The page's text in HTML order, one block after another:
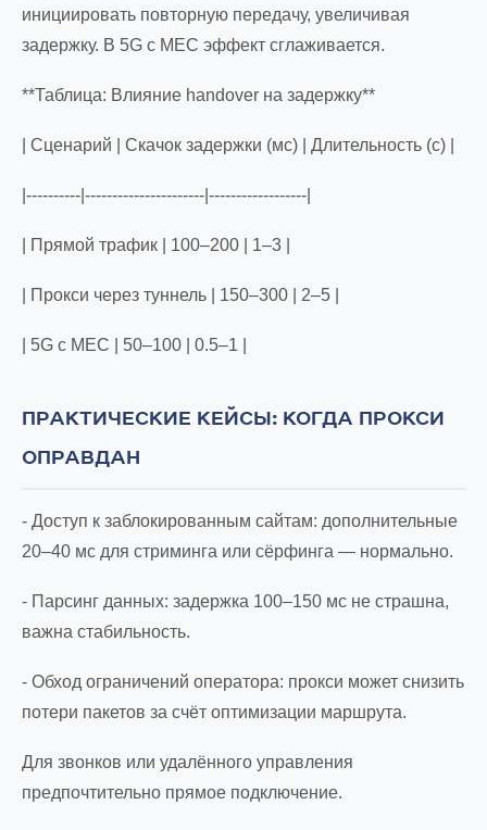
инициировать повторную передачу, увеличивая
задержку. В 5G с MEC эффект сглаживается.
**Таблица: Влияние handover на задержку**
| Сценарий | Скачок задержки (мс) | Длительность (с) |
|----------|----------------------|------------------|
| Прямой трафик | 100–200 | 1–3 |
| Прокси через туннель | 150–300 | 2–5 |
| 5G с MEC | 50–100 | 0.5–1 |
ПРАКТИЧЕСКИЕ КЕЙСЫ: КОГДА ПРОКСИ
ОПРАВДАН
- Доступ к заблокированным сайтам: дополнительные
20–40 мс для стриминга или сёрфинга — нормально.
- Парсинг данных: задержка 100–150 мс не страшна,
важна стабильность.
- Обход ограничений оператора: прокси может снизить
потери пакетов за счёт оптимизации маршрута.
Для звонков или удалённого управления
предпочтительно прямое подключение.